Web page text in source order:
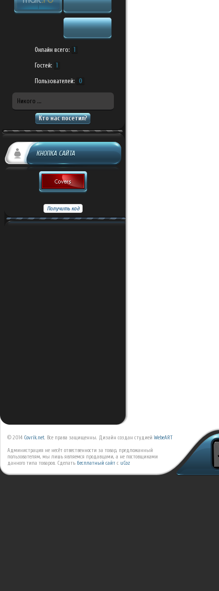
Онлайн всего: 1
Гостей: 1
Пользователей: 0
Никого ...
Кто нас посетил?
КНОПКА САЙТА
© 2014 Covrik.net. Все права защищенны. Дизайн создан студией WebeART
Администрация не несёт отвественности за товар, предложанный
пользователям, мы лишь являемся продавцами, а не постовщиками
данного типа товаров. Сделать бесплатный сайт с uCoz